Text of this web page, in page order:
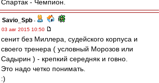
Спартак - Чемпион.
Savio_Spb -
03 авг 2015 10:50
сенит без Миллера, судейского корпуса и
своего тренера ( условный Морозов или
Садырин ) - крепкий середняк и говно.
Это надо четко понимать.
:)